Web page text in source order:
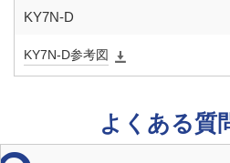
KY7N-D
KY7N-D参考図
よくある質